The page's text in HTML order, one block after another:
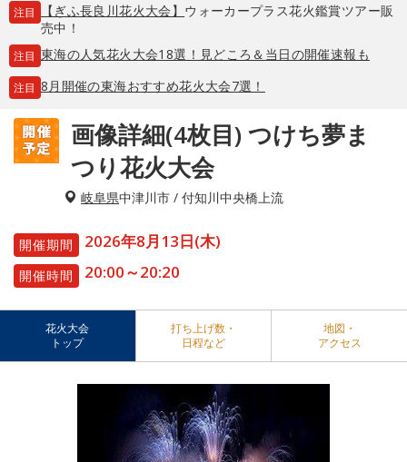
注目 【ぎふ長良川花火大会】 ウォーカープラス花火鑑賞ツアー販
売中！
注目 東海の人気花火大会18選！見どころ＆当日の開催速報も
注目 8月開催の東海おすすめ花火大会7選！
画像詳細(4枚目) つけち夢ま
つり花火大会
岐阜県中津川市 / 付知川中央橋上流
開催期間 2026年8月13日(木)
開催時間 20:00～20:20
花火大会
トップ
打ち上げ数・
日程など
地図・
アクセス